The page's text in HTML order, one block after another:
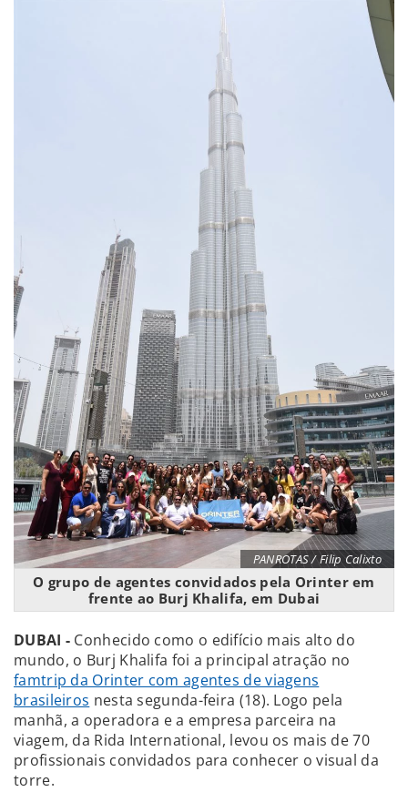
PANROTAS / Filip Calixto
O grupo de agentes convidados pela Orinter em
frente ao Burj Khalifa, em Dubai
DUBAI - Conhecido como o edifício mais alto do
mundo, o Burj Khalifa foi a principal atração no
famtrip da Orinter com agentes de viagens
brasileiros nesta segunda-feira (18). Logo pela
manhã, a operadora e a empresa parceira na
viagem, da Rida International, levou os mais de 70
profissionais convidados para conhecer o visual da
torre.